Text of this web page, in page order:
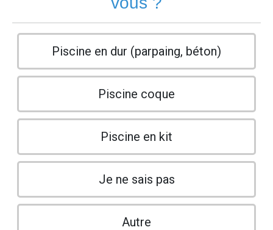
Piscine en dur (parpaing, béton)
Piscine coque
Piscine en kit
Je ne sais pas
Autre